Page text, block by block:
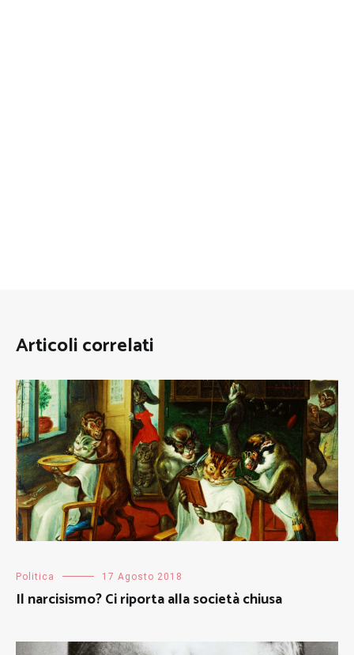
Articoli correlati
Politica 17 Agosto 2018
Il narcisismo? Ci riporta alla società chiusa